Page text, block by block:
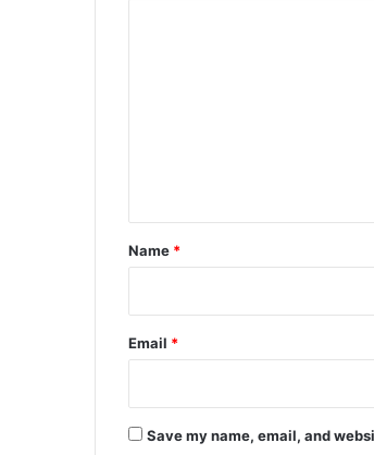
*
Name *
Email *
Save my name, email, and